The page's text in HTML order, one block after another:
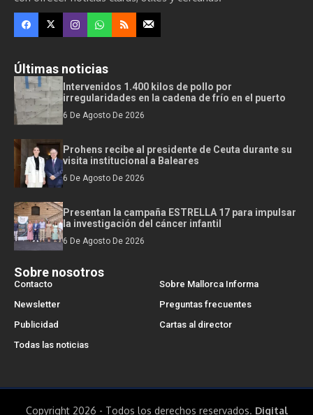
Últimas noticias
Intervenidos 1.400 kilos de pollo por
irregularidades en la cadena de frío en el puerto
6 De Agosto De 2026
Prohens recibe al presidente de Ceuta durante su
visita institucional a Baleares
6 De Agosto De 2026
Presentan la campaña ESTRELLA 17 para impulsar
la investigación del cáncer infantil
6 De Agosto De 2026
Sobre nosotros
Contacto
Sobre Mallorca Informa
Newsletter
Preguntas frecuentes
Publicidad
Cartas al director
Todas las noticias
Copyright 2026 - Todos los derechos reservados. Digital